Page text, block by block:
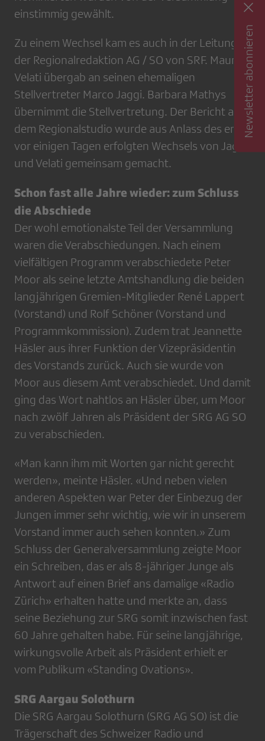
einstimmig gewählt.
Zu einem Wechsel kam es auch in der Leitung
der Regionalredaktion AG / SO von SRF. Maurice
Velati übergab an seinen ehemaligen
Stellvertreter Marco Jaggi. Barbara Mathys
übernimmt die Stellvertretung. Der Bericht aus
dem Regionalstudio wurde aus Anlass des erst
vor einigen Tagen erfolgten Wechsels von Jaggi
und Velati gemeinsam gemacht.
Schon fast alle Jahre wieder: zum Schluss
die Abschiede
Der wohl emotionalste Teil der Versammlung
waren die Verabschiedungen. Nach einem
vielfältigen Programm verabschiedete Peter
Moor als seine letzte Amtshandlung die beiden
langjährigen Gremien-Mitglieder René Lappert
(Vorstand) und Rolf Schöner (Vorstand und
Programmkommission). Zudem trat Jeannette
Häsler aus ihrer Funktion der Vizepräsidentin
des Vorstands zurück. Auch sie wurde von
Moor aus diesem Amt verabschiedet. Und damit
ging das Wort nahtlos an Häsler über, um Moor
nach zwölf Jahren als Präsident der SRG AG SO
zu verabschieden.
«Man kann ihm mit Worten gar nicht gerecht
werden», meinte Häsler. «Und neben vielen
anderen Aspekten war Peter der Einbezug der
Jungen immer sehr wichtig, wie wir in unserem
Vorstand immer auch sehen konnten.» Zum
Schluss der Generalversammlung zeigte Moor
ein Schreiben, das er als 8-jähriger Junge als
Antwort auf einen Brief ans damalige «Radio
Zürich» erhalten hatte und merkte an, dass
seine Beziehung zur SRG somit inzwischen fast
60 Jahre gehalten habe. Für seine langjährige,
wirkungsvolle Arbeit als Präsident erhielt er
vom Publikum «Standing Ovations».
SRG Aargau Solothurn
Die SRG Aargau Solothurn (SRG AG SO) ist die
Trägerschaft des Schweizer Radio und
Newsletter abonnieren